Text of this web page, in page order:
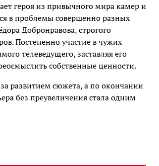
героя из привычного мира камер и
в проблемы совершенно разных
Добронравова, строгого
Постепенно участие в чужих
телеведущего, заставляя его
собственные ценности.
развитием сюжета, а по окончании
без преувеличения стала одним